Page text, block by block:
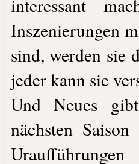
interessant
Inszenierungen
sind, werden sie
jeder kann sie
Und Neues
nächsten